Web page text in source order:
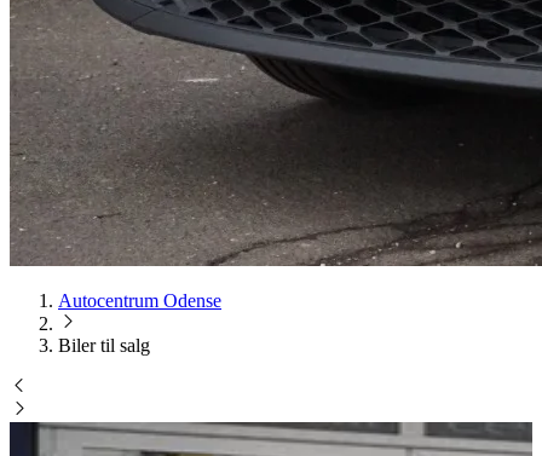
Autocentrum Odense
Biler til salg